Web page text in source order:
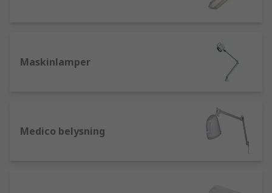
Maskinlamper
Medico belysning